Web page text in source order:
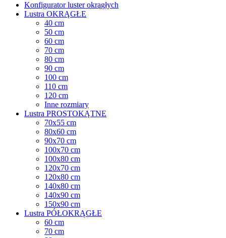
Konfigurator luster okrągłych
Lustra OKRĄGŁE
40 cm
50 cm
60 cm
70 cm
80 cm
90 cm
100 cm
110 cm
120 cm
Inne rozmiary
Lustra PROSTOKĄTNE
70x55 cm
80x60 cm
90x70 cm
100x70 cm
100x80 cm
120x70 cm
120x80 cm
140x80 cm
140x90 cm
150x90 cm
Lustra PÓŁOKRĄGŁE
60 cm
70 cm